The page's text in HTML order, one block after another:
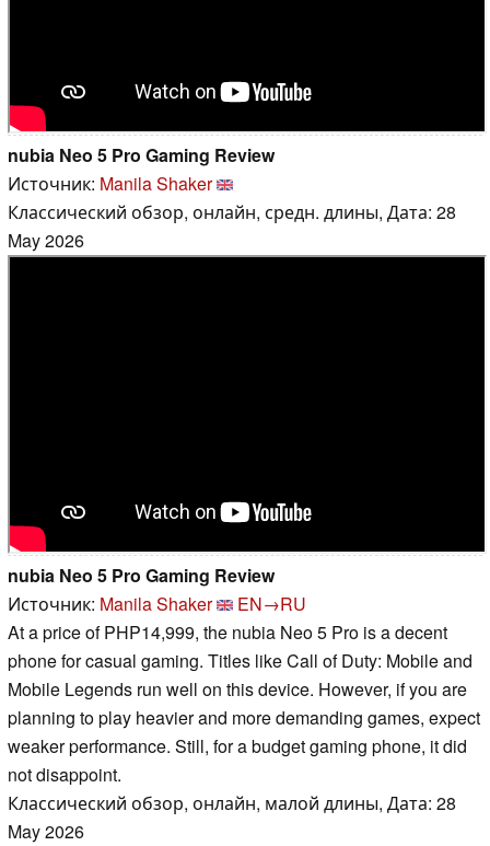
nubia Neo 5 Pro Gaming Review
Источник: Manila Shaker
Классический обзор, онлайн, средн. длины, Дата: 28
May 2026
nubia Neo 5 Pro Gaming Review
Источник: Manila Shaker
EN→RU
At a price of PHP14,999, the nubia Neo 5 Pro is a decent
phone for casual gaming. Titles like Call of Duty: Mobile and
Mobile Legends run well on this device. However, if you are
planning to play heavier and more demanding games, expect
weaker performance. Still, for a budget gaming phone, it did
not disappoint.
Классический обзор, онлайн, малой длины, Дата: 28
May 2026